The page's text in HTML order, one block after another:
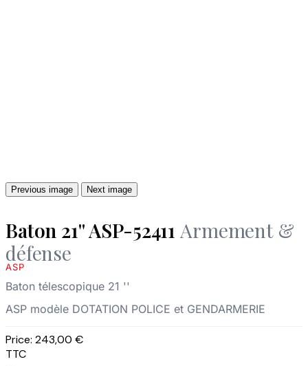
Previous image Next image
Baton 21'' ASP-52411 Armement &
défense
ASP
Baton télescopique 21 ''
ASP modèle DOTATION POLICE et GENDARMERIE
Price: 243,00 €
TTC